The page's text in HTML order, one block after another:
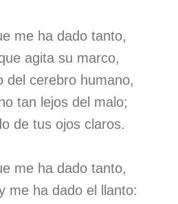
me ha dado tanto,
agita su marco,
del cerebro humano,
tan lejos del malo;
de tus ojos claros.
me ha dado tanto,
me ha dado el llanto: